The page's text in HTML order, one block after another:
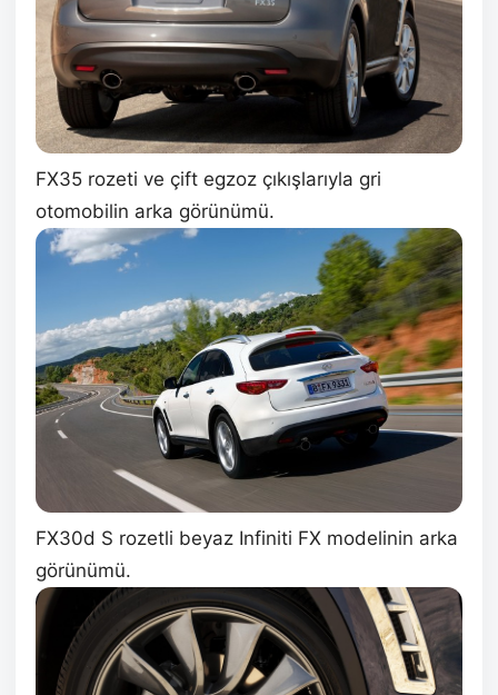
FX35 rozeti ve çift egzoz çıkışlarıyla gri
otomobilin arka görünümü.
FX30d S rozetli beyaz Infiniti FX modelinin arka
görünümü.